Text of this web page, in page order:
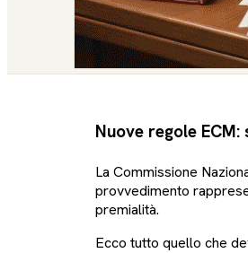
Nuove regole
La Commissione
provvedimento
premialità.
Ecco tutto quello che